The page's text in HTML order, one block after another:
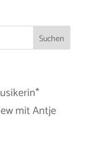
mit Antje